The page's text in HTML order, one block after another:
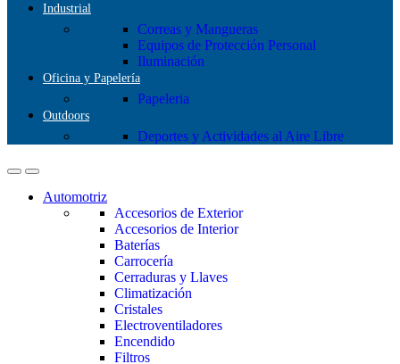
Industrial
Correas y Mangueras
Equipos de Protección Personal
Iluminación
Oficina y Papelería
Papeleria
Outdoors
Deportes y Actividades al Aire Libre
Automotriz
Accesorios de Exterior
Accesorios de Interior
Baterías
Carrocería
Cerraduras y Llaves
Climatización
Cristales
Electroventiladores
Encendido
Filtros